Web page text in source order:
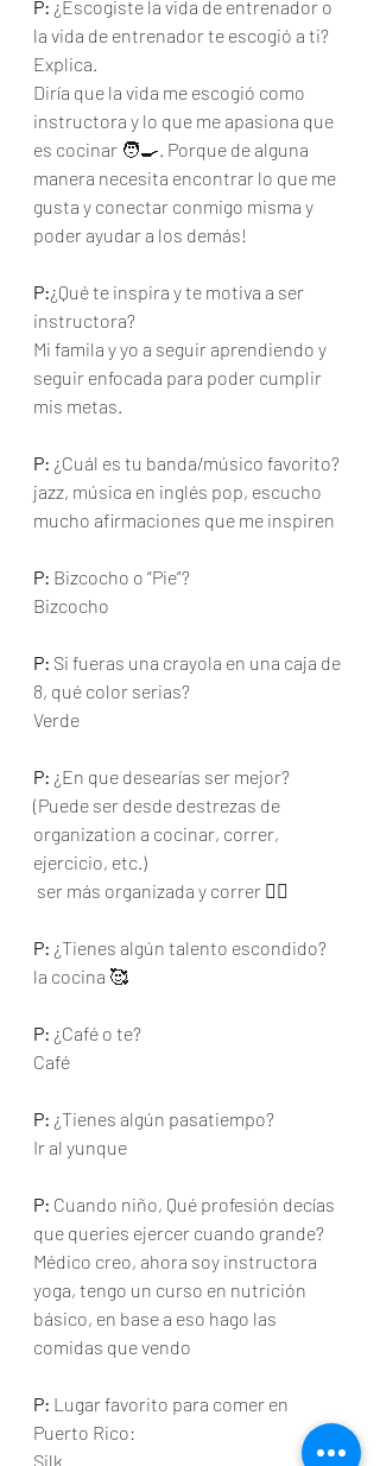
P: ¿Escogiste la vida de entrenador o
la vida de entrenador te escogió a ti?
Explica.
Diría que la vida me escogió como
instructora y lo que me apasiona que
es cocinar 🧑‍🍳. Porque de alguna
manera necesita encontrar lo que me
gusta y conectar conmigo misma y
poder ayudar a los demás!
P:¿Qué te inspira y te motiva a ser
instructora?
Mi famila y yo a seguir aprendiendo y
seguir enfocada para poder cumplir
mis metas.
P: ¿Cuál es tu banda/músico favorito?
jazz, música en inglés pop, escucho
mucho afirmaciones que me inspiren
P: Bizcocho o “Pie”?
Bizcocho
P: Si fueras una crayola en una caja de
8, qué color serias?
Verde
P: ¿En que desearías ser mejor?
(Puede ser desde destrezas de
organization a cocinar, correr,
ejercicio, etc.)
ser más organizada y correr 🏃‍♀️
P: ¿Tienes algún talento escondido?
la cocina 🥰
P: ¿Café o te?
Café
P: ¿Tienes algún pasatiempo?
Ir al yunque
P: Cuando niño, Qué profesión decías
que queries ejercer cuando grande?
Médico creo, ahora soy instructora
yoga, tengo un curso en nutrición
básico, en base a eso hago las
comidas que vendo
P: Lugar favorito para comer en
Puerto Rico:
Silk